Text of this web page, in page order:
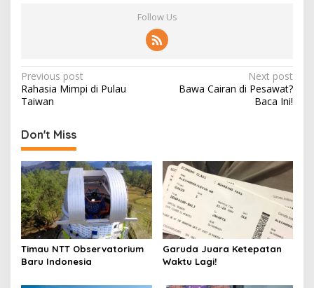
Follow Us
Post
navigation
Previous post
Rahasia Mimpi di Pulau
Taiwan
Next post
Bawa Cairan di Pesawat?
Baca Ini!
Don't Miss
Timau NTT Observatorium
Baru Indonesia
Garuda Juara Ketepatan
Waktu Lagi!